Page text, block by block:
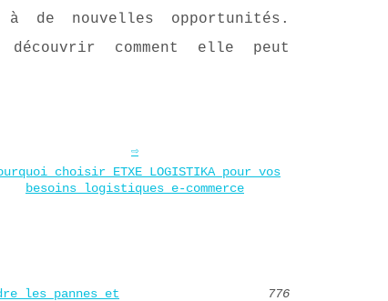
nouvelles opportunités.
comment elle peut
choisir ETXE LOGISTIKA pour vos
besoins logistiques e-commerce
les pannes et
776